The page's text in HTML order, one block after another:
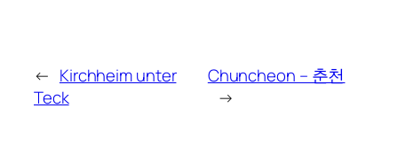
← Kirchheim unter
Teck
Chuncheon – 춘천
→